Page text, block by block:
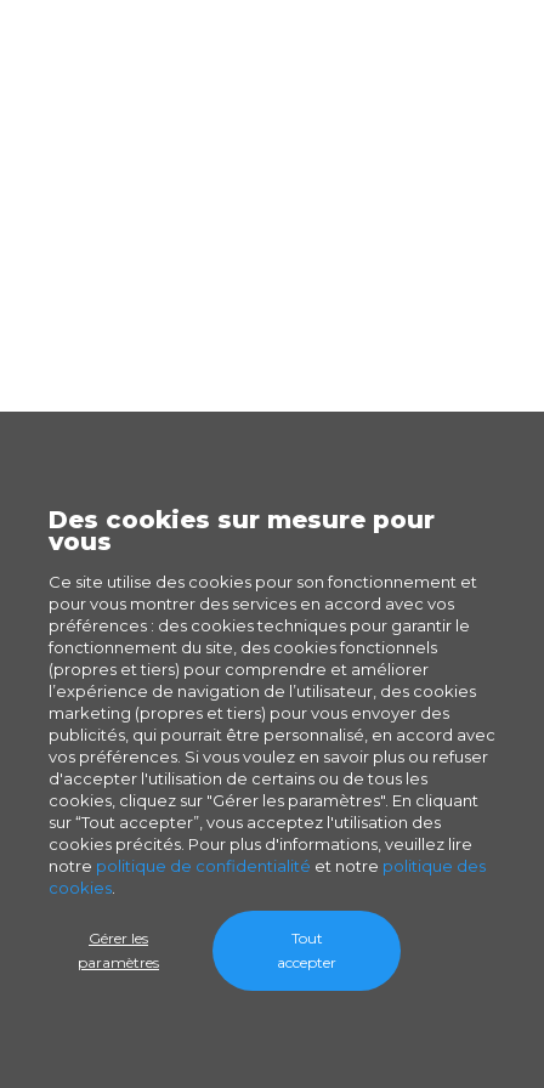
Des cookies sur mesure pour
vous
Ce site utilise des cookies pour son fonctionnement et
pour vous montrer des services en accord avec vos
préférences : des cookies techniques pour garantir le
fonctionnement du site, des cookies fonctionnels
(propres et tiers) pour comprendre et améliorer
l’expérience de navigation de l’utilisateur, des cookies
marketing (propres et tiers) pour vous envoyer des
publicités, qui pourrait être personnalisé, en accord avec
vos préférences. Si vous voulez en savoir plus ou refuser
d'accepter l'utilisation de certains ou de tous les
cookies, cliquez sur "Gérer les paramètres". En cliquant
sur “Tout accepter”, vous acceptez l'utilisation des
cookies précités. Pour plus d'informations, veuillez lire
notre politique de confidentialité et notre politique des
cookies
Gérer les
paramètres
Tout
accepter